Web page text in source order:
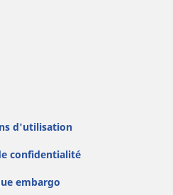
d'utilisation
confidentialité
embargo